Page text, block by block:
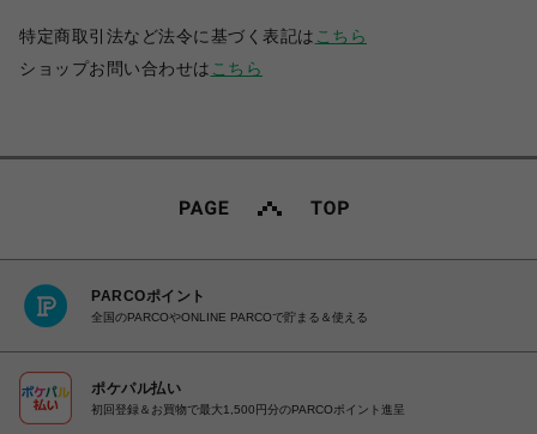
特定商取引法など法令に基づく表記は こちら
ショップお問い合わせは こちら
PARCOポイント
全国のPARCOやONLINE PARCOで貯まる＆使える
ポケパル払い
初回登録＆お買物で最大1,500円分のPARCOポイント進呈